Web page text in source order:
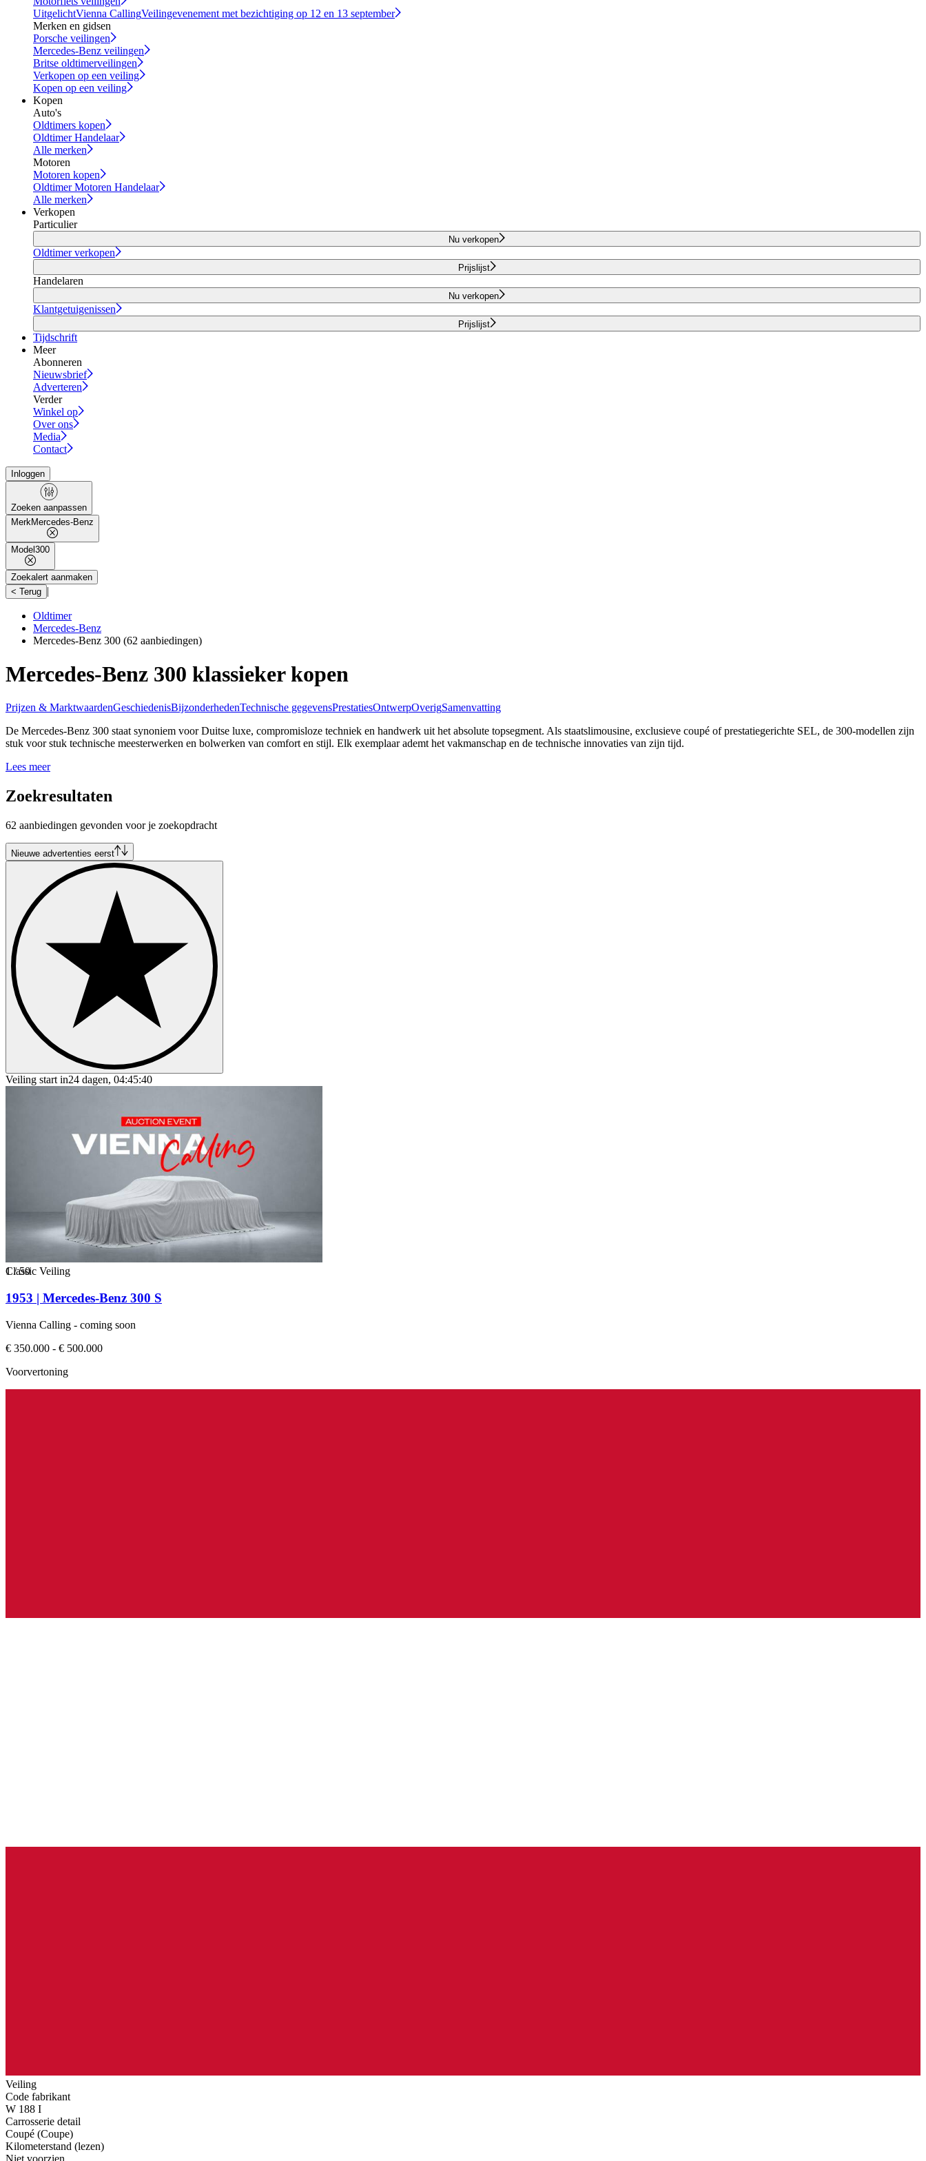
UitgelichtVienna CallingVeilingevenement met bezichtiging op 12 en 13 september
Merken en gidsen
Porsche veilingen
Mercedes-Benz veilingen
Britse oldtimerveilingen
Verkopen op een veiling
Kopen op een veiling
Kopen
Auto's
Oldtimers kopen
Oldtimer Handelaar
Alle merken
Motoren
Motoren kopen
Oldtimer Motoren Handelaar
Alle merken
Verkopen
Particulier
Nu verkopen
Oldtimer verkopen
Prijslijst
Handelaren
Nu verkopen
Klantgetuigenissen
Prijslijst
Tijdschrift
Meer
Abonneren
Nieuwsbrief
Adverteren
Verder
Winkel op
Over ons
Media
Contact
Inloggen
Zoeken aanpassen
MerkMercedes-Benz
Model300
Zoekalert aanmaken
< Terug |
Oldtimer
Mercedes-Benz
Mercedes-Benz 300 (62 aanbiedingen)
Mercedes-Benz 300 klassieker kopen
Prijzen & MarktwaardenGeschiedenisBijzonderhedenTechnische gegevensPrestatiesOntwerpOverigSamenvatting
De Mercedes-Benz 300 staat synoniem voor Duitse luxe, compromisloze techniek en handwerk uit het absolute topsegment. Als staatslimousine, exclusieve coupé of prestatiegerichte SEL, de 300-modellen zijn
stuk voor stuk technische meesterwerken en bolwerken van comfort en stijl. Elk exemplaar ademt het vakmanschap en de technische innovaties van zijn tijd.
Lees meer
Zoekresultaten
62 aanbiedingen gevonden voor je zoekopdracht
Nieuwe advertenties eerst
Veiling start in24 dagen, 04:45:40
1/50
Classic Veiling
1953 | Mercedes-Benz 300 S
Vienna Calling - coming soon
€ 350.000 - € 500.000
Voorvertoning
Veiling
Code fabrikant
W 188 I
Carrosserie detail
Coupé (Coupe)
Kilometerstand (lezen)
Niet voorzien